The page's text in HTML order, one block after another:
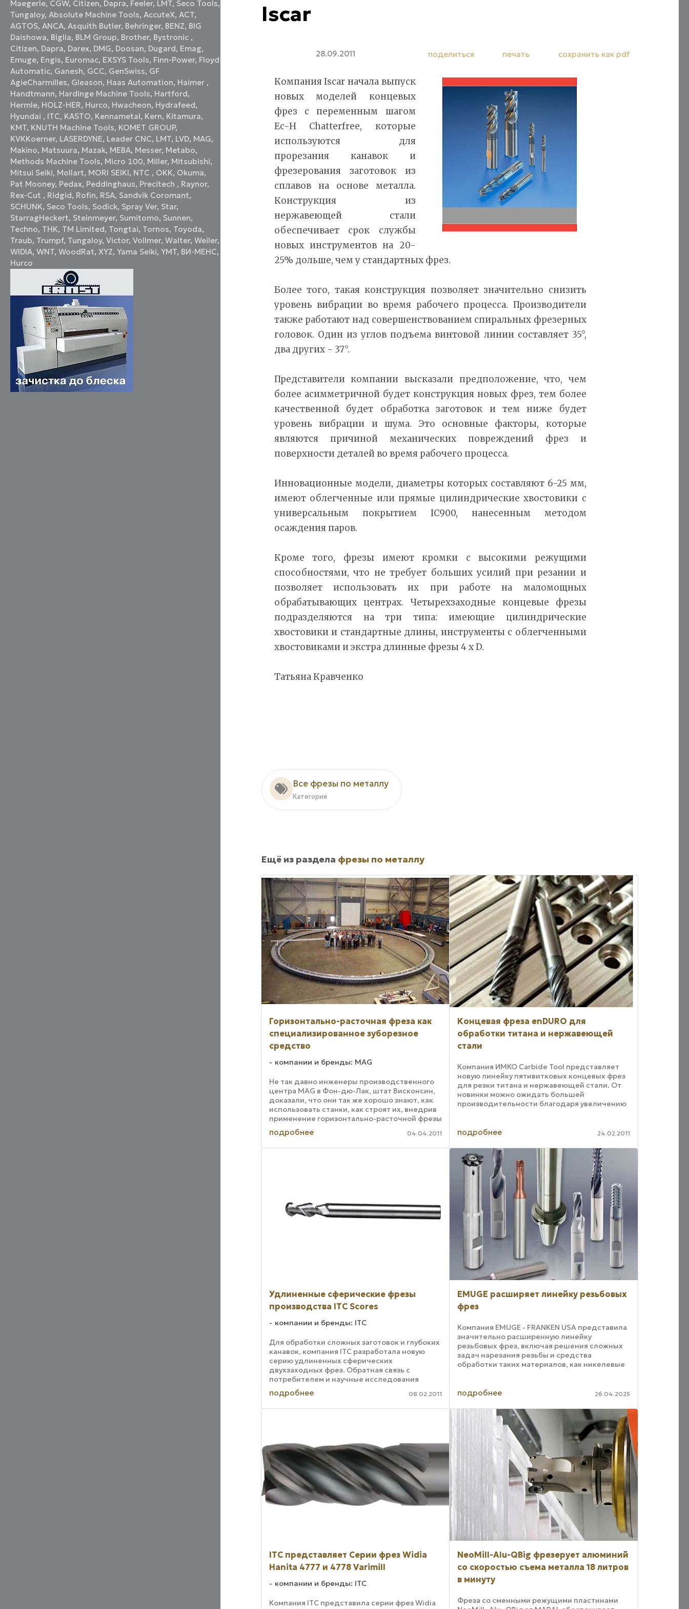
Maegerle, CGW, Citizen, Dapra, Feeler, LMT, Seco Tools,
Tungaloy,Absolute Machine Tools,AccuteX,ACT,
AGTOS,ANCA,Asquith Butler, Behringer, BENZ, BIG
Daishowa, Biglia, BLM Group, Brother, Bystronic ,
Citizen, Dapra, Darex, DMG, Doosan, Dugard, Emag,
Emuge, Engis, Euromac, EXSYS Tools, Finn-Power, Floyd
Automatic, Ganesh, GCC, GenSwiss, GF
AgieCharmilles, Gleason, Haas Automation, Haimer ,
Handtmann, Hardinge Machine Tools, Hartford,
Hermle, HOLZ-HER, Hurco, Hwacheon, Hydrafeed,
Hyundai , ITC, KASTO, Kennametal, Kern, Kitamura,
KMT, KNUTH Machine Tools, KOMET GROUP,
KVKKoerner, LASERDYNE, Leader CNC, LMT, LVD, MAG,
Makino, Matsuura, Mazak, MEBA, Messer, Metabo,
Methods Machine Tools, Micro 100, Miller, Mitsubishi,
Mitsui Seiki, Mollart, MORI SEIKI, NTC , OKK, Okuma,
Pat Mooney, Pedax, Peddinghaus, Precitech , Raynor,
Rex-Cut , Ridgid, Rofin, RSA, Sandvik Coromant,
SCHUNK, Seco Tools, Sodick, Spray Ver, Star,
StarragHeckert, Steinmeyer, Sumitomo, Sunnen,
Techno, THK, TM Limited, Tongtai, Tornos, Toyoda,
Traub, Trumpf, Tungaloy,Victor,Vollmer,Walter,Weiler,
WIDIA,WNT,WoodRat,XYZ,Yama Seiki,YMT, ВИ-МЕНС,
Нurco
Iscar
28.09.2011 поделиться печать сохранить как pdf
Компания Iscar начала выпуск
новых моделей концевых
фрез с переменным шагом
Ec-H Chatterfree, которые
используются для
прорезания канавок и
фрезерования заготовок из
сплавов на основе металла.
Конструкция из
нержавеющей стали
обеспечивает срок службы
новых инструментов на 20-
25% дольше, чем у стандартных фрез.
Более того, такая конструкция позволяет значительно снизить
уровень вибрации во время рабочего процесса. Производители
также работают над совершенствованием спиральных фрезерных
головок. Один из углов подъема винтовой линии составляет 35°,
два других - 37°.
Представители компании высказали предположение, что, чем
более асимметричной будет конструкция новых фрез, тем более
качественной будет обработка заготовок и тем ниже будет
уровень вибрации и шума. Это основные факторы, которые
являются причиной механических повреждений фрез и
поверхности деталей во время рабочего процесса.
Инновационные модели, диаметры которых составляют 6-25 мм,
имеют облегченные или прямые цилиндрические хвостовики с
универсальным покрытием IC900, нанесенным методом
осаждения паров.
Кроме того, фрезы имеют кромки с высокими режущими
способностями, что не требует больших усилий при резании и
позволяет использовать их при работе на маломощных
обрабатывающих центрах. Четырехзаходные концевые фрезы
подразделяются на три типа: имеющие цилиндрические
хвостовики и стандартные длины, инструменты с облегченными
хвостовиками и экстра длинные фрезы 4 x D.
Татьяна Кравченко
Все фрезы по металлу
Категория
Ещё из раздела фрезы по металлу
Горизонтально-расточная фреза как
специализированное зуборезное
средство
компании и бренды: MAG
Не так давно инженеры производственного
центра MAG в Фон-дю-Лак, штат Висконсин,
доказали, что они так же хорошо знают, как
использовать станки, как строят их, внедрив
применение горизонтально-расточной фрезы
и специально разработанных инструментов ...
подробнее 04.04.2011
Концевая фреза enDURO для
обработки титана и нержавеющей
стали
Компания ИМКО Carbide Tool представляет
новую линейку пятивитковых концевых фрез
для резки титана и нержавеющей стали. От
новинки можно ожидать большей
производительности благодаря увеличению
подробнее 24.02.2011
Удлиненные сферические фрезы
производства ITC Scores
компании и бренды: ITC
Для обработки сложных заготовок и глубоких
канавок, компания ITC разработала новую
серию удлиненных сферических
двухзаходных фрез. Обратная связь с
потребителем и научные исследования
привели к тому, что специалисты по
твердосплавным инструментам ...
подробнее 08.02.2011
EMUGE расширяет линейку резьбовых
фрез
Компания EMUGE - FRANKEN USA представила
значительно расширенную линейку
резьбовых фрез, включая решения сложных
задач нарезания резьбы и средства
обработки таких материалов, как никелевые
подробнее 26.04.2025
ITC представляет Серии фрез Widia
Hanita 4777 и 4778 Varimill
компании и бренды: ITC
Компания ITC представила серии фрез Widia
NeoMill-Alu-QBig фрезерует алюминий
со скоростью съема металла 18 литров
в минуту
Фреза со сменными режущими пластинами